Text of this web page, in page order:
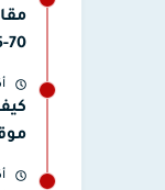
70-75 بوصة بالسنتيمتر led و lcd.